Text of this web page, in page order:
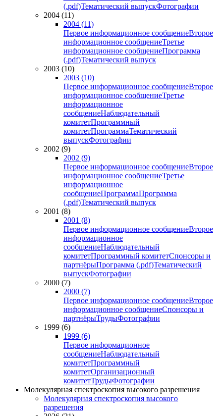
(.pdf)Тематический выпускФотографии
2004 (11)
2004 (11)
Первое информационное сообщениеВторое
информационное сообщениеТретье
информационное сообщениеПрограмма
(.pdf)Тематический выпуск
2003 (10)
2003 (10)
Первое информационное сообщениеВторое
информационное сообщениеТретье
информационное
сообщениеНаблюдательный
комитетПрограммный
комитетПрограммаТематический
выпускФотографии
2002 (9)
2002 (9)
Первое информационное сообщениеВторое
информационное сообщениеТретье
информационное
сообщениеПрограммаПрограмма
(.pdf)Тематический выпуск
2001 (8)
2001 (8)
Первое информационное сообщениеВторое
информационное
сообщениеНаблюдательный
комитетПрограммный комитетСпонсоры и
партнёрыПрограмма (.pdf)Тематический
выпускФотографии
2000 (7)
2000 (7)
Первое информационное сообщениеВторое
информационное сообщениеСпонсоры и
партнёрыТрудыФотографии
1999 (6)
1999 (6)
Первое информационное
сообщениеНаблюдательный
комитетПрограммный
комитетОрганизационный
комитетТрудыФотографии
Молекулярная спектроскопия высокого разрешения
Молекулярная спектроскопия высокого
разрешения